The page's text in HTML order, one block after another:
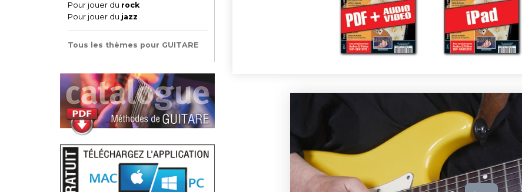
Pour jouer du rock
Pour jouer du jazz
Tous les thèmes pour GUITARE